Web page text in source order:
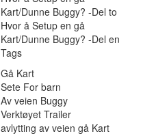
Kart/Dunne Buggy? -Del to
Hvor å Setup en gå
Kart/Dunne Buggy? -Del en
Tags
Gå Kart
Sete For barn
Av veien Buggy
Verktøyet Trailer
avlytting av veien gå Kart